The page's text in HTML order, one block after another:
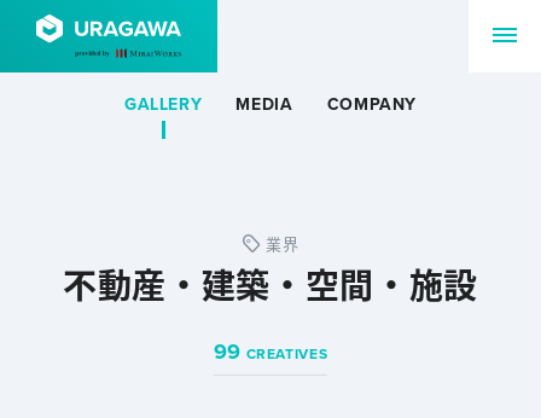
GALLERY MEDIA COMPANY
業界
不動産・建築・空間・施設
99 CREATIVES